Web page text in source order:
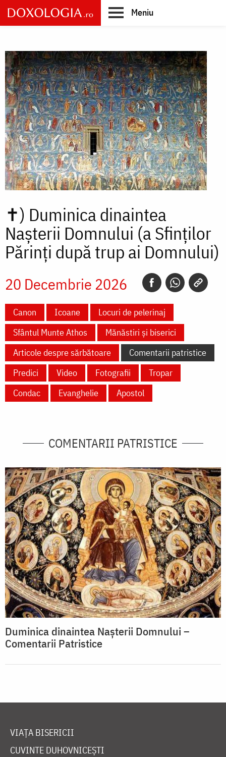
Skip
to
main
Meniu
✝) Duminica dinaintea
Nașterii Domnului (a Sfinților
Părinți după trup ai Domnului)
20 Decembrie 2026
Canon Icoane
Locuri de pelerinaj
Sfântul Munte Athos
Mănăstiri și biserici
Articole despre sărbătoare
Comentarii patristice
Predici
Video Fotografii
Tropar
Condac
Evanghelie Apostol
COMENTARII PATRISTICE
Duminica dinaintea Nașterii Domnului –
Comentarii Patristice
VIAȚA BISERICII
CUVINTE DUHOVNICEȘTI